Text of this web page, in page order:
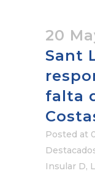
20
Sant
falta
Posted at
Insular D,